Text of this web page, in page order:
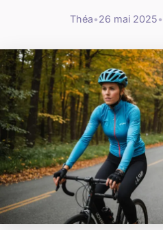
Théa•26 mai 2025•